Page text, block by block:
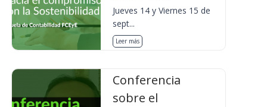
Jueves 14 y Viernes 15 de
sept...
Leer más
Conferencia
sobre el